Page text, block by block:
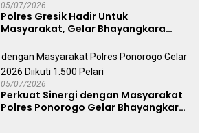
05/07/2026
Polres Gresik Hadir Untuk
Masyarakat, Gelar Bhayangkara
05/07/2026
Perkuat Sinergi dengan Masyarakat
Polres Ponorogo Gelar Bhayangkara